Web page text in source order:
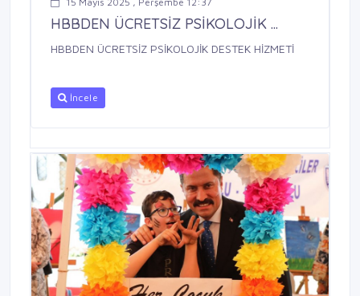
HBBDEN ÜCRETSİZ PSİKOLOJİK ...
HBBDEN ÜCRETSİZ PSİKOLOJİK DESTEK HİZMETİ
İncele